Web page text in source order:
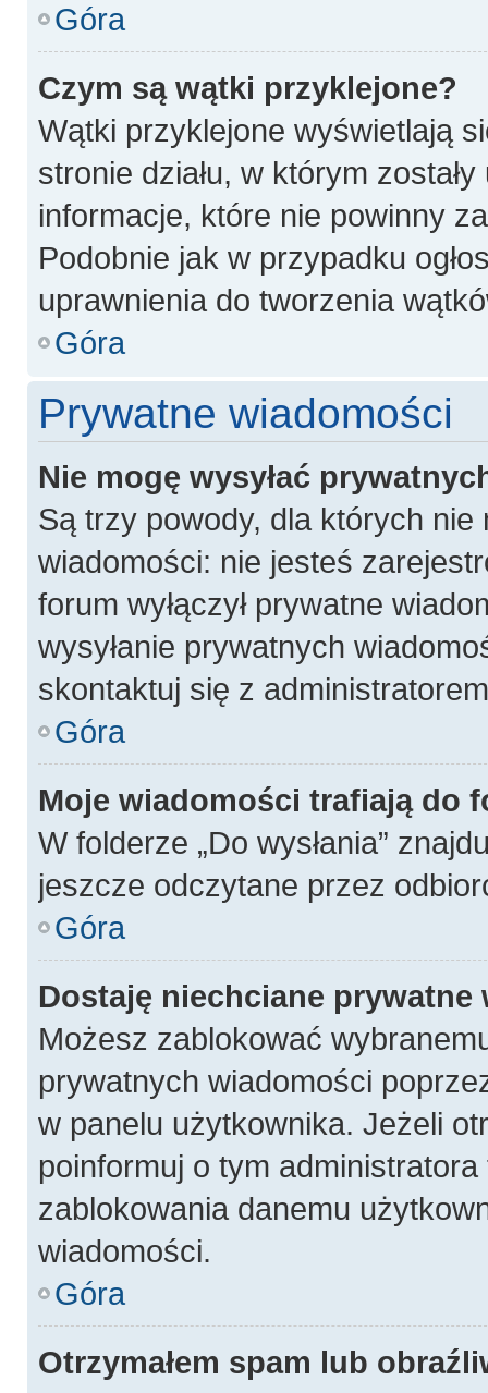
Góra
Czym są wątki przyklejone?
Wątki przyklejone wyświetlają
stronie działu, w którym
informacje, które nie powinny
Podobnie jak w przypadku
uprawnienia do tworzenia
Góra
Prywatne wiadomości
Nie mogę wysyłać
Są trzy powody, dla których nie
wiadomości: nie jesteś
forum wyłączył prywatne
wysyłanie prywatnych
skontaktuj się z
Góra
Moje wiadomości trafiają do
W folderze „Do wysłania”
jeszcze odczytane przez
Góra
Dostaję niechciane prywatne
Możesz zablokować
prywatnych wiadomości
w panelu użytkownika. Jeżeli
poinformuj o tym
zablokowania danemu
wiadomości.
Góra
Otrzymałem spam lub